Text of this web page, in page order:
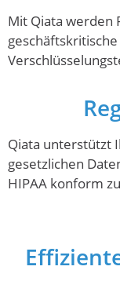
Mit Qiata werden
Qiata unterstützt
gesetzlichen
HIPAA konform